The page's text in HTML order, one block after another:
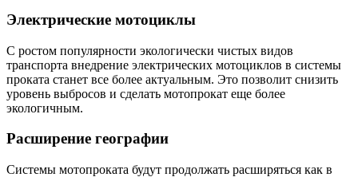
Электрические мотоциклы
С ростом популярности экологически чистых видов
транспорта внедрение электрических мотоциклов в системы
проката станет все более актуальным. Это позволит снизить
уровень выбросов и сделать мотопрокат еще более
экологичным.
Расширение географии
Системы мотопроката будут продолжать расширяться как в